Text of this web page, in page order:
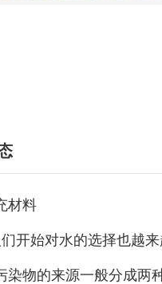
材料
开始对水的选择也越
染物的来源一般分成两